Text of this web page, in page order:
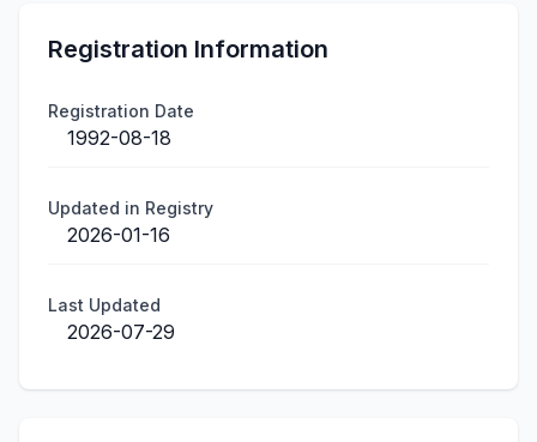
Registration Information
Registration Date
1992-08-18
Updated in Registry
2026-01-16
Last Updated
2026-07-29